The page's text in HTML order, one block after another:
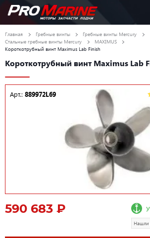
Главная Гребные винты
Гребные винты Mercury
Стальные гребные винты Mercury
MAXIMUS
Короткотрубный винт Maximus Lab Finish
Короткотрубный винт Maximus Lab
Арт.: 889972L69
590 683 ₽
Нашли